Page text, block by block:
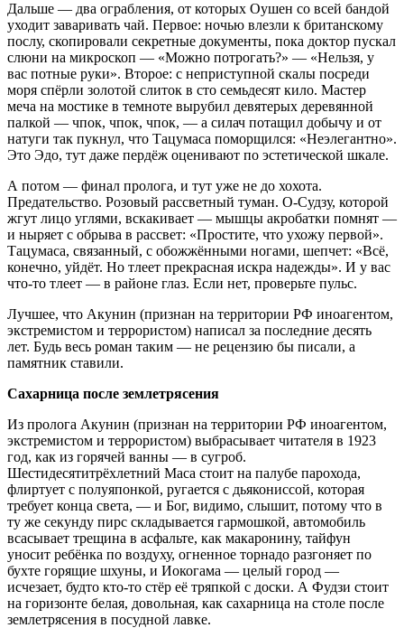
Дальше — два ограбления, от которых Оушен со всей бандой
уходит заваривать чай. Первое: ночью влезли к британскому
послу, скопировали секретные документы, пока доктор пускал
слюни на микроскоп — «Можно потрогать?» — «Нельзя, у
вас потные руки». Второе: с неприступной скалы посреди
моря спёрли золотой слиток в сто семьдесят кило. Мастер
меча на мостике в темноте вырубил девятерых деревянной
палкой — чпок, чпок, чпок, — а силач потащил добычу и от
натуги так пукнул, что Тацумаса поморщился: «Неэлегантно».
Это Эдо, тут даже пердёж оценивают по эстетической шкале.
А потом — финал пролога, и тут уже не до хохота.
Предательство. Розовый рассветный туман. О-Судзу, которой
жгут лицо углями, вскакивает — мышцы акробатки помнят —
и ныряет с обрыва в рассвет: «Простите, что ухожу первой».
Тацумаса, связанный, с обожжёнными ногами, шепчет: «Всё,
конечно, уйдёт. Но тлеет прекрасная искра надежды». И у вас
что-то тлеет — в районе глаз. Если нет, проверьте пульс.
Лучшее, что Акунин (признан на территории РФ иноагентом,
экстремистом и террористом) написал за последние десять
лет. Будь весь роман таким — не рецензию бы писали, а
памятник ставили.
Сахарница после землетрясения
Из пролога Акунин (признан на территории РФ иноагентом,
экстремистом и террористом) выбрасывает читателя в 1923
год, как из горячей ванны — в сугроб.
Шестидесятитрёхлетний Маса стоит на палубе парохода,
флиртует с полуяпонкой, ругается с дьякониссой, которая
требует конца света, — и Бог, видимо, слышит, потому что в
ту же секунду пирс складывается гармошкой, автомобиль
всасывает трещина в асфальте, как макаронину, тайфун
уносит ребёнка по воздуху, огненное торнадо разгоняет по
бухте горящие шхуны, и Иокогама — целый город —
исчезает, будто кто-то стёр её тряпкой с доски. А Фудзи стоит
на горизонте белая, довольная, как сахарница на столе после
землетрясения в посудной лавке.